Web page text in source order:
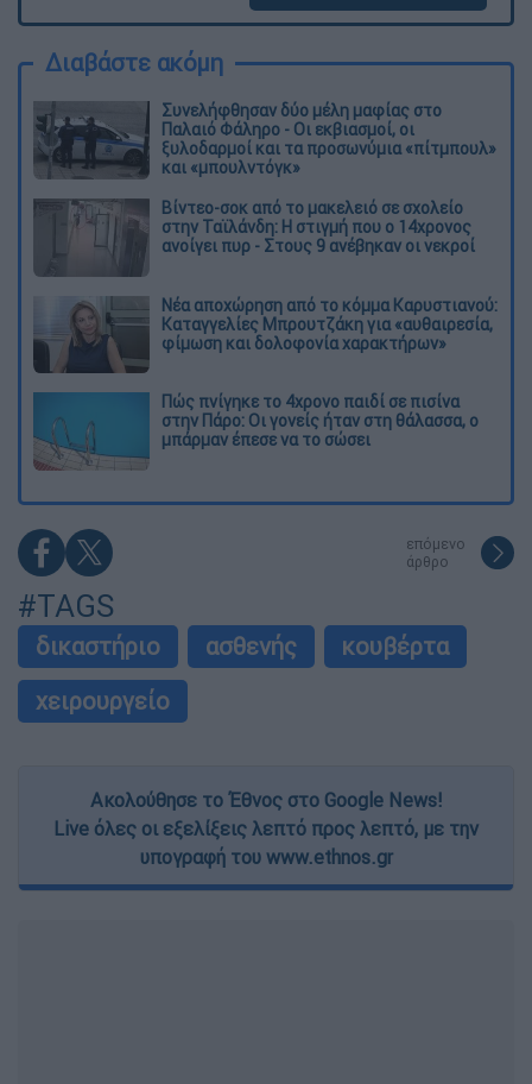
Διαβάστε ακόμη
Συνελήφθησαν δύο μέλη μαφίας στο
Παλαιό Φάληρο - Οι εκβιασμοί, οι
ξυλοδαρμοί και τα προσωνύμια «πίτμπουλ»
και «μπουλντόγκ»
Βίντεο-σοκ από το μακελειό σε σχολείο
στην Ταϊλάνδη: Η στιγμή που ο 14χρονος
ανοίγει πυρ - Στους 9 ανέβηκαν οι νεκροί
Νέα αποχώρηση από το κόμμα Καρυστιανού:
Καταγγελίες Μπρουτζάκη για «αυθαιρεσία,
φίμωση και δολοφονία χαρακτήρων»
Πώς πνίγηκε το 4χρονο παιδί σε πισίνα
στην Πάρο: Οι γονείς ήταν στη θάλασσα, ο
μπάρμαν έπεσε να το σώσει
επόμενο
άρθρο
#TAGS
δικαστήριο ασθενής
κουβέρτα
χειρουργείο
Ακολούθησε το Έθνος στο Google News!
Live όλες οι εξελίξεις λεπτό προς λεπτό, με την
υπογραφή του www.ethnos.gr